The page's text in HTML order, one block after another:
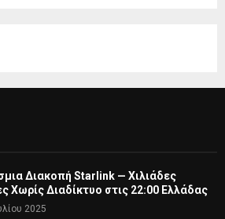
Διακοπή Starlink — Χιλιάδες
Χωρίς Διαδίκτυο στις 22:00 Ελλάδας
2025